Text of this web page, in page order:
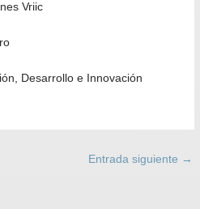
Vriic
Desarrollo e Innovación
Entrada siguiente →